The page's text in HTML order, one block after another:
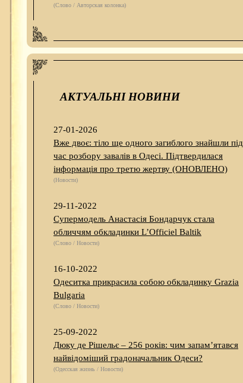
(Слово / Авторская колонка)
АКТУАЛЬНІ НОВИНИ
27-01-2026
Вже двоє: тіло ще одного загиблого знайшли під
час розбору завалів в Одесі. Підтвердилася
інформація про третю жертву (ОНОВЛЕНО)
(Новости)
29-11-2022
Супермодель Анастасія Бондарчук стала
обличчям обкладинки L’Officiel Baltik
(Слово / Новости)
16-10-2022
Одеситка прикрасила собою обкладинку Grazia
Bulgaria
(Слово / Новости)
25-09-2022
Дюку де Рішельє – 256 років: чим запам’ятався
найвідоміший градоначальник Одеси?
(Одесская жизнь / Новости)